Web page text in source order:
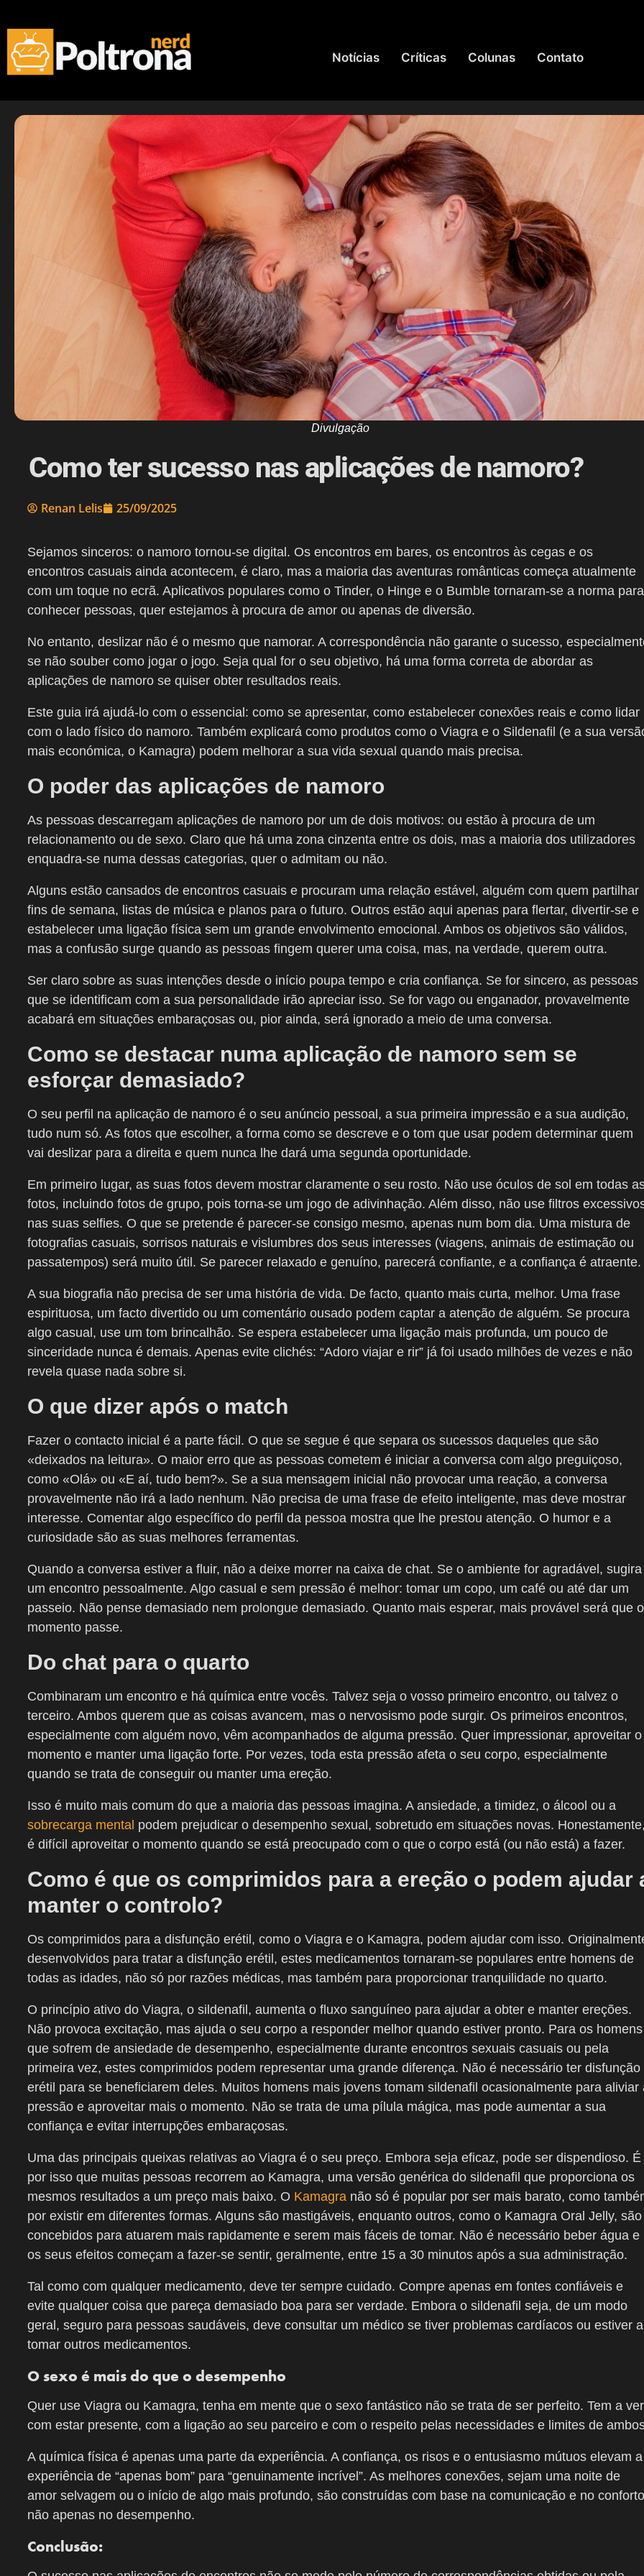
Notícias Críticas Colunas Contato
Divulgação
Como ter sucesso nas aplicações de namoro?
Renan Lelis 25/09/2025
Sejamos sinceros: o namoro tornou-se digital. Os encontros em bares, os encontros às cegas e os
encontros casuais ainda acontecem, é claro, mas a maioria das aventuras românticas começa atualmente
com um toque no ecrã. Aplicativos populares como o Tinder, o Hinge e o Bumble tornaram-se a norma para
conhecer pessoas, quer estejamos à procura de amor ou apenas de diversão.
No entanto, deslizar não é o mesmo que namorar. A correspondência não garante o sucesso,
se não souber como jogar o jogo. Seja qual for o seu objetivo, há uma forma correta de abordar as
aplicações de namoro se quiser obter resultados reais.
Este guia irá ajudá-lo com o essencial: como se apresentar, como estabelecer conexões reais e como lidar
com o lado físico do namoro. Também explicará como produtos como o Viagra e o Sildenafil (e a sua
mais económica, o Kamagra) podem melhorar a sua vida sexual quando mais precisa.
O poder das aplicações de namoro
As pessoas descarregam aplicações de namoro por um de dois motivos: ou estão à procura de um
relacionamento ou de sexo. Claro que há uma zona cinzenta entre os dois, mas a maioria dos utilizadores
enquadra-se numa dessas categorias, quer o admitam ou não.
Alguns estão cansados de encontros casuais e procuram uma relação estável, alguém com quem partilhar
fins de semana, listas de música e planos para o futuro. Outros estão aqui apenas para flertar, divertir-se e
estabelecer uma ligação física sem um grande envolvimento emocional. Ambos os objetivos são válidos,
mas a confusão surge quando as pessoas fingem querer uma coisa, mas, na verdade, querem outra.
Ser claro sobre as suas intenções desde o início poupa tempo e cria confiança. Se for sincero, as pessoas
que se identificam com a sua personalidade irão apreciar isso. Se for vago ou enganador, provavelmente
acabará em situações embaraçosas ou, pior ainda, será ignorado a meio de uma conversa.
Como se destacar numa aplicação de namoro sem se
esforçar demasiado?
O seu perfil na aplicação de namoro é o seu anúncio pessoal, a sua primeira impressão e a sua audição,
tudo num só. As fotos que escolher, a forma como se descreve e o tom que usar podem determinar quem
vai deslizar para a direita e quem nunca lhe dará uma segunda oportunidade.
Em primeiro lugar, as suas fotos devem mostrar claramente o seu rosto. Não use óculos de sol em todas
fotos, incluindo fotos de grupo, pois torna-se um jogo de adivinhação. Além disso, não use filtros
nas suas selfies. O que se pretende é parecer-se consigo mesmo, apenas num bom dia. Uma mistura de
fotografias casuais, sorrisos naturais e vislumbres dos seus interesses (viagens, animais de estimação ou
passatempos) será muito útil. Se parecer relaxado e genuíno, parecerá confiante, e a confiança é atraente.
A sua biografia não precisa de ser uma história de vida. De facto, quanto mais curta, melhor. Uma frase
espirituosa, um facto divertido ou um comentário ousado podem captar a atenção de alguém. Se procura
algo casual, use um tom brincalhão. Se espera estabelecer uma ligação mais profunda, um pouco de
sinceridade nunca é demais. Apenas evite clichés: “Adoro viajar e rir” já foi usado milhões de vezes e não
revela quase nada sobre si.
O que dizer após o match
Fazer o contacto inicial é a parte fácil. O que se segue é que separa os sucessos daqueles que são
«deixados na leitura». O maior erro que as pessoas cometem é iniciar a conversa com algo preguiçoso,
como «Olá» ou «E aí, tudo bem?». Se a sua mensagem inicial não provocar uma reação, a conversa
provavelmente não irá a lado nenhum. Não precisa de uma frase de efeito inteligente, mas deve mostrar
interesse. Comentar algo específico do perfil da pessoa mostra que lhe prestou atenção. O humor e a
curiosidade são as suas melhores ferramentas.
Quando a conversa estiver a fluir, não a deixe morrer na caixa de chat. Se o ambiente for agradável, sugira
um encontro pessoalmente. Algo casual e sem pressão é melhor: tomar um copo, um café ou até dar um
passeio. Não pense demasiado nem prolongue demasiado. Quanto mais esperar, mais provável será que o
momento passe.
Do chat para o quarto
Combinaram um encontro e há química entre vocês. Talvez seja o vosso primeiro encontro, ou talvez o
terceiro. Ambos querem que as coisas avancem, mas o nervosismo pode surgir. Os primeiros encontros,
especialmente com alguém novo, vêm acompanhados de alguma pressão. Quer impressionar, aproveitar o
momento e manter uma ligação forte. Por vezes, toda esta pressão afeta o seu corpo, especialmente
quando se trata de conseguir ou manter uma ereção.
Isso é muito mais comum do que a maioria das pessoas imagina. A ansiedade, a timidez, o álcool ou a
sobrecarga mental podem prejudicar o desempenho sexual, sobretudo em situações novas.
é difícil aproveitar o momento quando se está preocupado com o que o corpo está (ou não está) a fazer.
Como é que os comprimidos para a ereção o podem ajudar
manter o controlo?
Os comprimidos para a disfunção erétil, como o Viagra e o Kamagra, podem ajudar com isso.
desenvolvidos para tratar a disfunção erétil, estes medicamentos tornaram-se populares entre homens de
todas as idades, não só por razões médicas, mas também para proporcionar tranquilidade no quarto.
O princípio ativo do Viagra, o sildenafil, aumenta o fluxo sanguíneo para ajudar a obter e manter ereções.
Não provoca excitação, mas ajuda o seu corpo a responder melhor quando estiver pronto. Para os homens
que sofrem de ansiedade de desempenho, especialmente durante encontros sexuais casuais ou pela
primeira vez, estes comprimidos podem representar uma grande diferença. Não é necessário ter disfunção
erétil para se beneficiarem deles. Muitos homens mais jovens tomam sildenafil ocasionalmente para aliviar
pressão e aproveitar mais o momento. Não se trata de uma pílula mágica, mas pode aumentar a sua
confiança e evitar interrupções embaraçosas.
Uma das principais queixas relativas ao Viagra é o seu preço. Embora seja eficaz, pode ser dispendioso. É
por isso que muitas pessoas recorrem ao Kamagra, uma versão genérica do sildenafil que proporciona os
mesmos resultados a um preço mais baixo. O Kamagra não só é popular por ser mais barato, como
por existir em diferentes formas. Alguns são mastigáveis, enquanto outros, como o Kamagra Oral Jelly, são
concebidos para atuarem mais rapidamente e serem mais fáceis de tomar. Não é necessário beber água e
os seus efeitos começam a fazer-se sentir, geralmente, entre 15 a 30 minutos após a sua administração.
Tal como com qualquer medicamento, deve ter sempre cuidado. Compre apenas em fontes confiáveis e
evite qualquer coisa que pareça demasiado boa para ser verdade. Embora o sildenafil seja, de um modo
geral, seguro para pessoas saudáveis, deve consultar um médico se tiver problemas cardíacos ou estiver a
tomar outros medicamentos.
O sexo é mais do que o desempenho
Quer use Viagra ou Kamagra, tenha em mente que o sexo fantástico não se trata de ser perfeito. Tem a ver
com estar presente, com a ligação ao seu parceiro e com o respeito pelas necessidades e limites de
A química física é apenas uma parte da experiência. A confiança, os risos e o entusiasmo mútuos elevam a
experiência de “apenas bom” para “genuinamente incrível”. As melhores conexões, sejam uma noite de
amor selvagem ou o início de algo mais profundo, são construídas com base na comunicação e no
não apenas no desempenho.
Conclusão: